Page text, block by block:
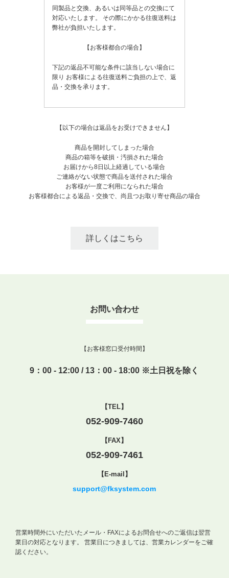
同製品と交換、あるいは同等品との交換にて
対応いたします。
その際にかかる往復送料は
弊社が負担いたします。
【お客様都合の場合】
下記の返品不可能な条件に該当しない場合に
限り お客様による往復送料ご負担の上で、返
品・交換を承ります。
【以下の場合は返品をお受けできません】
商品を開封してしまった場合
商品の箱等を破損・汚損された場合
お届けから8日以上経過している場合
ご連絡がない状態で商品を送付された場合
お客様が一度ご利用になられた場合
お客様都合による返品・交換で、尚且つお取り寄せ商品の場合
詳しくはこちら
お問い合わせ
【お客様窓口受付時間】
9：00 - 12:00 / 13：00 - 18:00 ※土日祝を除く
【TEL】
052-909-7460
【FAX】
052-909-7461
【E-mail】
support@fksystem.com
営業時間外にいただいたメール・FAXによるお問合せへのご返信は翌営
業日の対応となります。
営業日につきましては、営業カレンダーをご確
認ください。